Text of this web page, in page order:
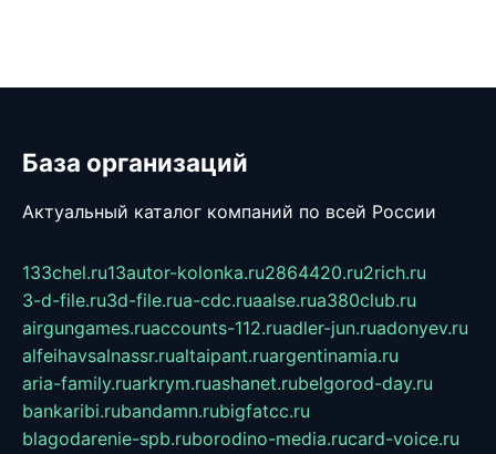
База организаций
Актуальный каталог компаний по всей России
133chel.ru13autor-kolonka.ru2864420.ru2rich.ru
3-d-file.ru3d-file.rua-cdc.ruaalse.rua380club.ru
airgungames.ruaccounts-112.ruadler-jun.ruadonyev.ru
alfeihavsalnassr.rualtaipant.ruargentinamia.ru
aria-family.ruarkrym.ruashanet.rubelgorod-day.ru
bankaribi.rubandamn.rubigfatcc.ru
blagodarenie-spb.ruborodino-media.rucard-voice.ru